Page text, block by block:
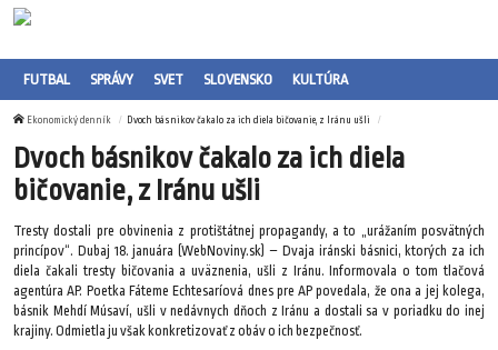
FUTBAL SPRÁVY SVET SLOVENSKO KULTÚRA
Ekonomický denník Dvoch básnikov čakalo za ich diela bičovanie, z Iránu ušli
Dvoch básnikov čakalo za ich diela
bičovanie, z Iránu ušli
Tresty dostali pre obvinenia z protištátnej propagandy, a to „urážaním posvätných
princípov“. Dubaj 18. januára (WebNoviny.sk) – Dvaja iránski básnici, ktorých za ich
diela čakali tresty bičovania a uväznenia, ušli z Iránu. Informovala o tom tlačová
agentúra AP. Poetka Fáteme Echtesaríová dnes pre AP povedala, že ona a jej kolega,
básnik Mehdí Músaví, ušli v nedávnych dňoch z Iránu a dostali sa v poriadku do inej
krajiny. Odmietla ju však konkretizovať z obáv o ich bezpečnosť.